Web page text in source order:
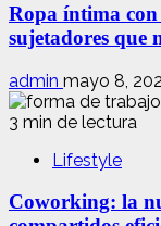
Ropa íntima con
sujetadores que
admin mayo 8,
3 min de lectura
Lifestyle
Coworking: la